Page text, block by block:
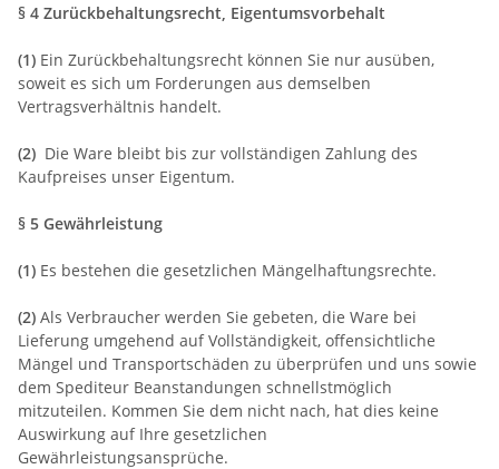
§ 4 Zurückbehaltungsrecht , Eigentumsvorbehalt
(1) Ein Zurückbehaltungsrecht können Sie nur ausüben,
soweit es sich um Forderungen aus demselben
Vertragsverhältnis handelt.
(2) Die Ware bleibt bis zur vollständigen Zahlung des
Kaufpreises unser Eigentum.
§ 5 Gewährleistung
(1) Es bestehen die gesetzlichen Mängelhaftungsrechte.
(2) Als Verbraucher werden Sie gebeten, die Ware bei
Lieferung umgehend auf Vollständigkeit, offensichtliche
Mängel und Transportschäden zu überprüfen und uns sowie
dem Spediteur Beanstandungen schnellstmöglich
mitzuteilen. Kommen Sie dem nicht nach, hat dies keine
Auswirkung auf Ihre gesetzlichen
Gewährleistungsansprüche.